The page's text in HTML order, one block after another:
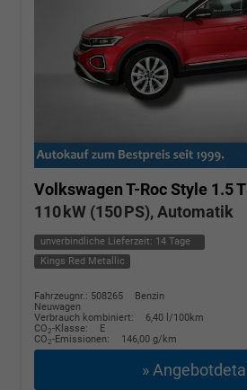
Volkswagen T-RocStyle 1.5
110 kW (150 PS), Automatik
unverbindliche Lieferzeit: 14 Tage
Kings Red Metallic
Fahrzeugnr.: 508265
Benzin
Neuwagen
Verbrauch kombiniert:
6,40 l/100km
CO2-Klasse:
E
CO2-Emissionen: 146,00 g/km
»